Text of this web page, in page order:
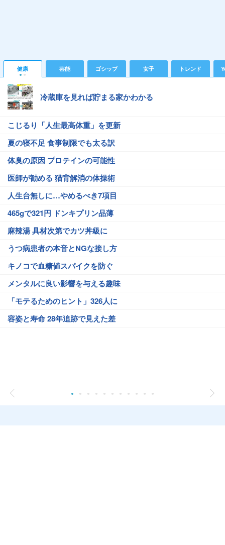
健康 芸能 ゴシップ 女子 トレンド
冷蔵庫を見れば貯まる家かわかる
こじるり「人生最高体重」を更新
夏の寝不足 食事制限でも太る訳
体臭の原因 プロテインの可能性
医師が勧める 猫背解消の体操術
人生台無しに…やめるべき7項目
465gで321円 ドンキプリン品薄
麻辣湯 具材次第でカツ丼級に
うつ病患者の本音とNGな接し方
キノコで血糖値スパイクを防ぐ
メンタルに良い影響を与える趣味
「モテるためのヒント」326人に
容姿と寿命 28年追跡で見えた差